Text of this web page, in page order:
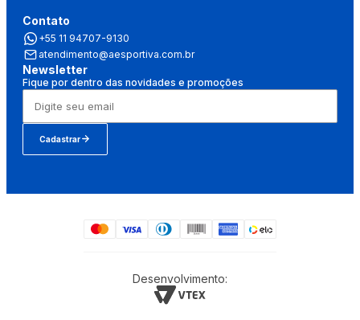
Contato
+55 11 94707-9130
atendimento@aesportiva.com.br
Newsletter
Fique por dentro das novidades e promoções
Cadastrar
Desenvolvimento: